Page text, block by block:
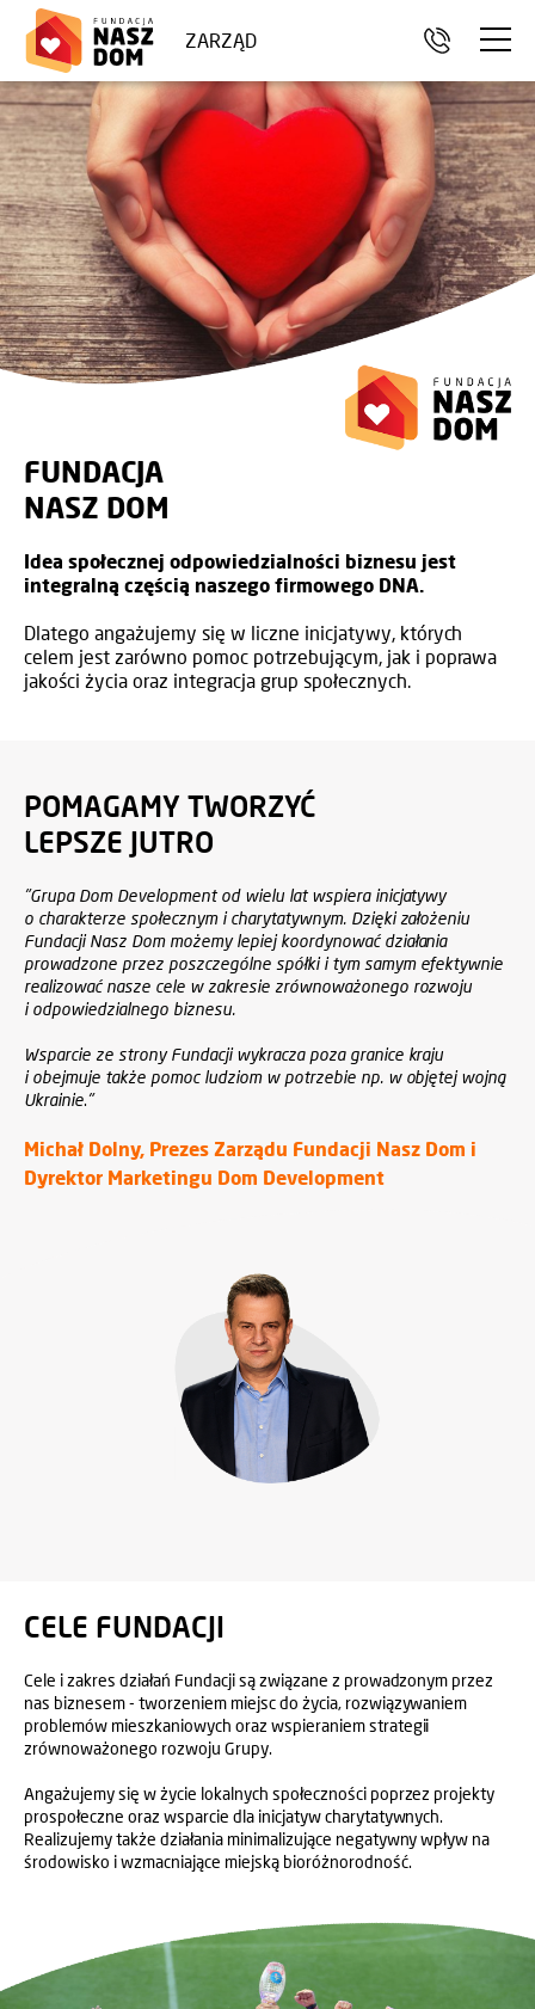
ZARZĄD
FUNDACJA
NASZ DOM
Idea społecznej odpowiedzialności biznesu jest
integralną częścią naszego firmowego DNA.
Dlatego angażujemy się w liczne inicjatywy, których
celem jest zarówno pomoc potrzebującym, jak i poprawa
jakości życia oraz integracja grup społecznych.
POMAGAMY TWORZYĆ
LEPSZE JUTRO
"Grupa Dom Development od wielu lat wspiera inicjatywy
o charakterze społecznym i charytatywnym. Dzięki założeniu
Fundacji Nasz Dom możemy lepiej koordynować działania
prowadzone przez poszczególne spółki i tym samym efektywnie
realizować nasze cele w zakresie zrównoważonego rozwoju
i odpowiedzialnego biznesu.
Wsparcie ze strony Fundacji wykracza poza granice kraju
i obejmuje także pomoc ludziom w potrzebie np. w objętej wojną
Ukrainie."
Michał Dolny, Prezes Zarządu Fundacji Nasz Dom i
Dyrektor Marketingu Dom Development
CELE FUNDACJI
Cele i zakres działań Fundacji są związane z prowadzonym przez
nas biznesem - tworzeniem miejsc do życia, rozwiązywaniem
problemów mieszkaniowych oraz wspieraniem strategii
zrównoważonego rozwoju Grupy.
Angażujemy się w życie lokalnych społeczności poprzez projekty
prospołeczne oraz wsparcie dla inicjatyw charytatywnych.
Realizujemy także działania minimalizujące negatywny wpływ na
środowisko i wzmacniające miejską bioróżnorodność.